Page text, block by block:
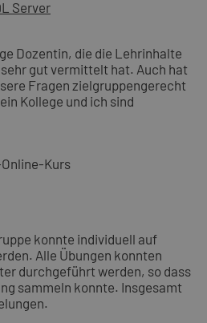
Server
Dozentin, die die Lehrinhalte
gut vermittelt hat. Auch hat
Fragen zielgruppengerecht
Kollege und ich sind
Kurs
konnte individuell auf
Alle Übungen konnten
durchgeführt werden, so dass
sammeln konnte. Insgesamt